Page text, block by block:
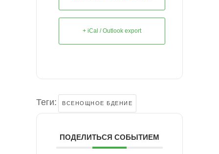
+ iCal / Outlook export
Теги: ВСЕНОЩНОЕ БДЕНИЕ
ПОДЕЛИТЬСЯ СОБЫТИЕМ